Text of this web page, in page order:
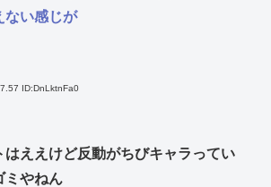
ない感じが
ID:DnLktnFa0
はええけど反動がちびキャラってい
ミやねん